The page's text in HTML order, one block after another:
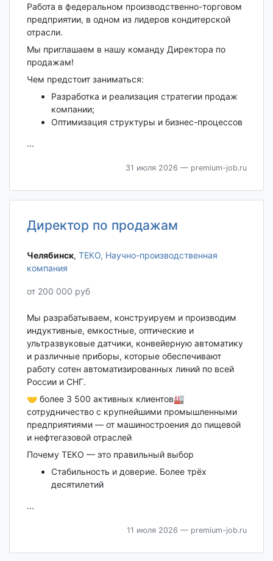
Работа в федеральном производственно-торговом
предприятии, в одном из лидеров кондитерской
отрасли.
Мы приглашаем в нашу команду Директора по
продажам!
Чем предстоит заниматься:
Разработка и реализация стратегии продаж
компании;
Оптимизация структуры и бизнес-процессов
...
31 июля 2026 — premium-job.ru
Директор по продажам
Челябинск‎, ТЕКО, Научно-производственная
компания
от 200 000 руб
Мы разрабатываем, конструируем и производим
индуктивные, емкостные, оптические и
ультразвуковые датчики, конвейерную автоматику
и различные приборы, которые обеспечивают
работу сотен автоматизированных линий по всей
России и СНГ.
🤝 более 3 500 активных клиентов🏭
сотрудничество с крупнейшими промышленными
предприятиями — от машиностроения до пищевой
и нефтегазовой отраслей
Почему ТЕКО — это правильный выбор
Стабильность и доверие. Более трёх
десятилетий
...
11 июля 2026 — premium-job.ru